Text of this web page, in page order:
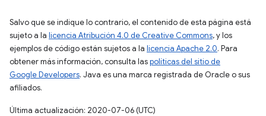
Salvo que se indique lo contrario, el contenido de esta página está
sujeto a la licencia Atribución 4.0 de Creative Commons, y los
ejemplos de código están sujetos a la licencia Apache 2.0. Para
obtener más información, consulta laspolíticas del sitio de
Google Developers. Java es una marca registrada de Oracle o sus
afiliados.
Última actualización: 2020-07-06 (UTC)